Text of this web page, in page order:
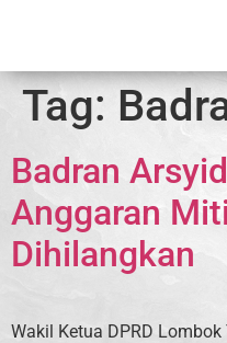
Tag:
Badran
Anggaran
Dihilangkan
Wakil Ketua DPRD